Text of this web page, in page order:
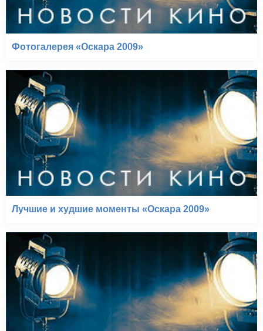
Фотогалерея «Оскара 2009»
Лучшие и худшие моменты «Оскара 2009»